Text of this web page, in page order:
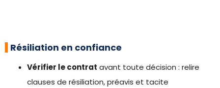
Résiliation en confiance
Vérifier le contrat avant toute décision : relire
clauses de résiliation, préavis et tacite